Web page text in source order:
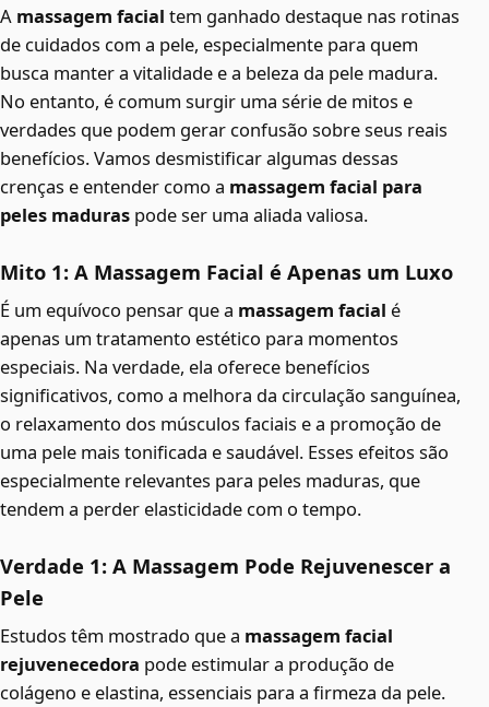
A massagem facial tem ganhado destaque nas rotinas
de cuidados com a pele, especialmente para quem
busca manter a vitalidade e a beleza da pele madura.
No entanto, é comum surgir uma série de mitos e
verdades que podem gerar confusão sobre seus reais
benefícios. Vamos desmistificar algumas dessas
crenças e entender como a massagem facial para
peles maduras pode ser uma aliada valiosa.
Mito 1: A Massagem Facial é Apenas um Luxo
É um equívoco pensar que a massagem facial é
apenas um tratamento estético para momentos
especiais. Na verdade, ela oferece benefícios
significativos, como a melhora da circulação sanguínea,
o relaxamento dos músculos faciais e a promoção de
uma pele mais tonificada e saudável. Esses efeitos são
especialmente relevantes para peles maduras, que
tendem a perder elasticidade com o tempo.
Verdade 1: A Massagem Pode Rejuvenescer a
Pele
Estudos têm mostrado que a massagem facial
rejuvenecedora pode estimular a produção de
colágeno e elastina, essenciais para a firmeza da pele.